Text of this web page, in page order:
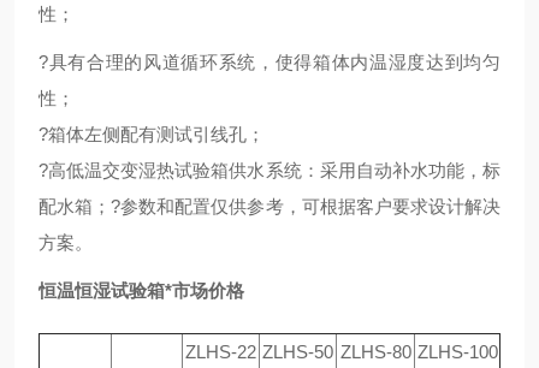
性；
?具有合理的风道循环系统，使得箱体内温湿度达到均匀
性；
?箱体左侧配有测试引线孔；
?高低温交变湿热试验箱供水系统：采用自动补水功能，标
配水箱；?参数和配置仅供参考，可根据客户要求设计解决
方案。
恒温恒湿试验箱*市场价格
ZLHS-22 ZLHS-50 ZLHS-80 ZLHS-100